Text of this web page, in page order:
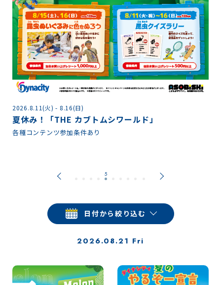
2026.8.11(火) - 8.16(日)
夏休み！「THE カブトムシワールド」
各種コンテンツ参加条件あり
日付から絞り込む
2026.08.21 Fri